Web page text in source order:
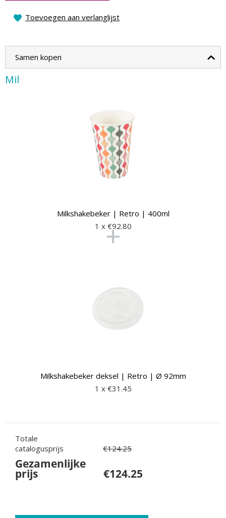
Toevoegen aan verlanglijst
Samen kopen
Mil
Milkshakebeker | Retro | 400ml
1 x €92.80
+
Milkshakebeker deksel | Retro | Ø 92mm
1 x €31.45
Totale
catalogusprijs
€124.25
Gezamenlijke
prijs €124.25